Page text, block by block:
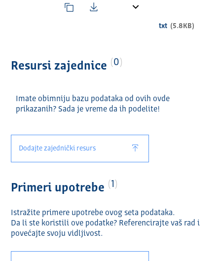
txt (5.8KB)
Resursi zajednice 0
Imate obimniju bazu podataka od ovih ovde
prikazanih? Sada je vreme da ih podelite!
Dodajte zajednički resurs
Primeri upotrebe 1
Istražite primere upotrebe ovog seta podataka.
Da li ste koristili ove podatke? Referencirajte vaš rad i
povećajte svoju vidlјivost.